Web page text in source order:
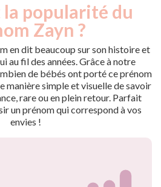
la popularité du
Zayn ?
en dit beaucoup sur son histoire et
au fil des années. Grâce à notre
de bébés ont porté ce prénom
manière simple et visuelle de savoir
rare ou en plein retour. Parfait
un prénom qui correspond à vos
envies !